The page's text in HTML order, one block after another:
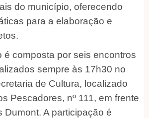
do município, oferecendo
para a elaboração e
é composta por seis encontros
sempre às 17h30 no
de Cultura, localizado
Pescadores, nº 111, em frente
Dumont. A participação é